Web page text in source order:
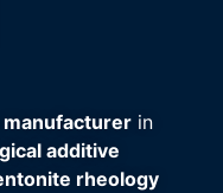
manufacturer in
additive
rheology